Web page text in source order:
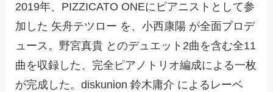
2019年、PIZZICATO ONEにピアニストとして参
加した 矢舟テツロー を、小西康陽 が全面プロデ
ュース。野宮真貴 とのデュエット2曲を含む全11
曲を収録した、完全ピアノトリオ編成による一枚
が完成した。diskunion 鈴木庸介 によるレーベ